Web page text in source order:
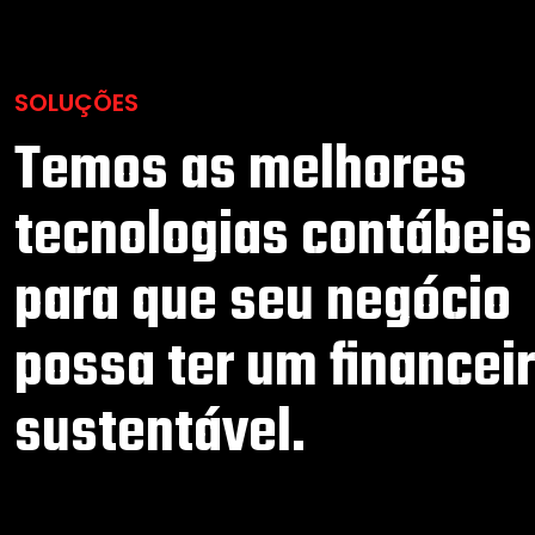
SOLUÇÕES
Temos as melhores
tecnologias contábeis
para que seu negócio
possa ter um
sustentável.